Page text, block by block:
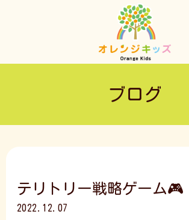
ブログ
テリトリー戦略ゲーム🎮
2022.12.07